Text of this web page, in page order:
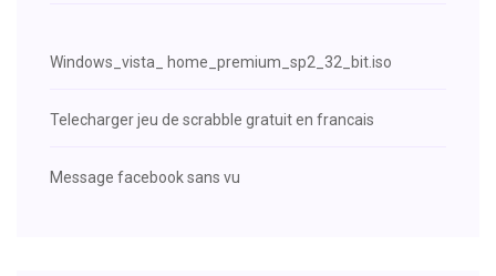
Windows_vista_ home_premium_sp2_32_bit.iso
Telecharger jeu de scrabble gratuit en francais
Message facebook sans vu